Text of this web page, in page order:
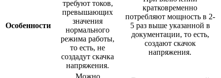
Особенности
требуют токов,
превышающих
значения
нормального
режима работы,
то есть, не
создадут скачка
напряжения.
кратковременно
потребляют мощность в 2-
5 раз выше указанной в
документации, то есть,
создают скачок
напряжения.
Можно